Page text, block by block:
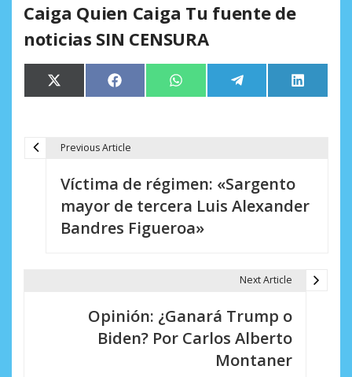
Caiga Quien Caiga Tu fuente de
noticias SIN CENSURA
Compartir
en
X
(Twitter)
Compartir
en
Facebook Compartir
en
WhatsApp Compartir
en
Telegram
en
LinkedIn
Previous Article
Víctima de régimen: «Sargento
mayor de tercera Luis Alexander
Bandres Figueroa»
Next Article
Opinión: ¿Ganará Trump o
Biden? Por Carlos Alberto
Montaner